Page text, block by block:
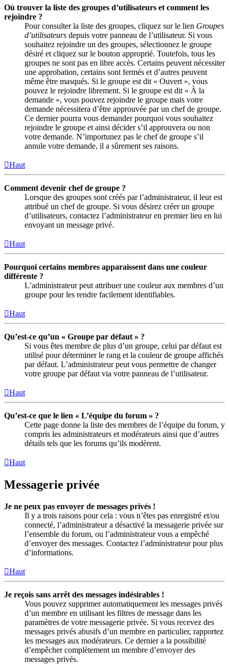
Où trouver la liste des groupes d’utilisateurs et comment les
rejoindre ?
Pour consulter la liste des groupes, cliquez sur le lien Groupes
d’utilisateurs depuis votre panneau de l’utilisateur. Si vous
souhaitez rejoindre un des groupes, sélectionnez le groupe
désiré et cliquez sur le bouton approprié. Toutefois, tous les
groupes ne sont pas en libre accès. Certains peuvent nécessiter
une approbation, certains sont fermés et d’autres peuvent
même être masqués. Si le groupe est dit « Ouvert », vous
pouvez le rejoindre librement. Si le groupe est dit « À la
demande », vous pouvez rejoindre le groupe mais votre
demande nécessitera d’être approuvée par un chef de groupe.
Ce dernier pourra vous demander pourquoi vous souhaitez
rejoindre le groupe et ainsi décider s’il approuvera ou non
votre demande. N’importunez pas le chef de groupe s’il
annule votre demande, il a sûrement ses raisons.
Haut
Comment devenir chef de groupe ?
Lorsque des groupes sont créés par l’administrateur, il leur est
attribué un chef de groupe. Si vous désirez créer un groupe
d’utilisateurs, contactez l’administrateur en premier lieu en lui
envoyant un message privé.
Haut
Pourquoi certains membres apparaissent dans une couleur
différente ?
L’administrateur peut attribuer une couleur aux membres d’un
groupe pour les rendre facilement identifiables.
Haut
Qu’est-ce qu’un « Groupe par défaut » ?
Si vous êtes membre de plus d’un groupe, celui par défaut est
utilisé pour déterminer le rang et la couleur de groupe affichés
par défaut. L’administrateur peut vous permettre de changer
votre groupe par défaut via votre panneau de l’utilisateur.
Haut
Qu’est-ce que le lien « L’équipe du forum » ?
Cette page donne la liste des membres de l’équipe du forum, y
compris les administrateurs et modérateurs ainsi que d’autres
détails tels que les forums qu’ils modèrent.
Haut
Messagerie privée
Je ne peux pas envoyer de messages privés !
Il y a trois raisons pour cela : vous n’êtes pas enregistré et/ou
connecté, l’administrateur a désactivé la messagerie privée sur
l’ensemble du forum, ou l’administrateur vous a empêché
d’envoyer des messages. Contactez l’administrateur pour plus
d’informations.
Haut
Je reçois sans arrêt des messages indésirables !
Vous pouvez supprimer automatiquement les messages privés
d’un membre en utilisant les filtres de message dans les
paramètres de votre messagerie privée. Si vous recevez des
messages privés abusifs d’un membre en particulier, rapportez
les messages aux modérateurs. Ce dernier a la possibilité
d’empêcher complètement un membre d’envoyer des
messages privés.